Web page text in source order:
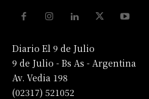
Diario El 9 de Julio
9 de Julio - Bs As - Argentina
Av. Vedia 198
(02317) 521052